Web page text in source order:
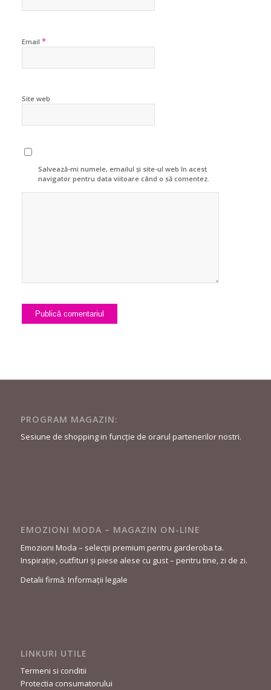
Email *
Site web
Salvează-mi numele, emailul și site-ul web în acest
navigator pentru data viitoare când o să comentez.
PROGRAM MAGAZIN:
Sesiune de shopping in funcție de orarul partenerilor nostri.
EMOZIONI MODA – MAGAZIN ON-LINE
Emozioni Moda – selecții premium pentru garderoba ta.
Inspirație, outfituri și piese alese cu gust – pentru tine, zi de zi.
Detalii firmă: Informații legale
LINKURI UTILE
Termeni si conditii
Protectia consumatorului